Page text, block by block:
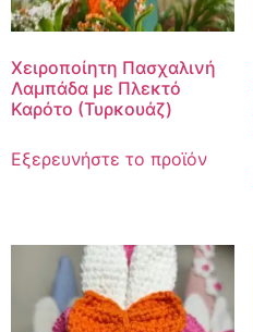
Χειροποίητη Πασχαλινή
Λαμπάδα με Πλεκτό
Καρότο (Τυρκουάζ)
Εξερευνήστε το προϊόν